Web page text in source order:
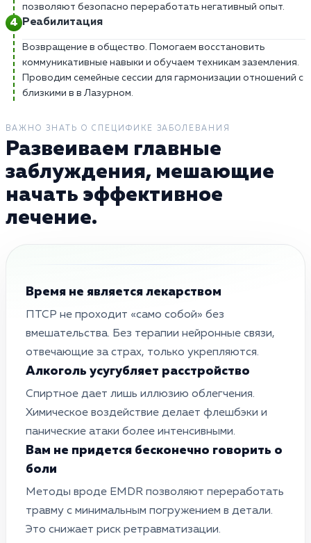
позволяют безопасно переработать негативный опыт.
Реабилитация
Возвращение в общество. Помогаем восстановить
коммуникативные навыки и обучаем техникам заземления.
Проводим семейные сессии для гармонизации отношений с
близкими в в Лазурном.
ВАЖНО ЗНАТЬ О СПЕЦИФИКЕ ЗАБОЛЕВАНИЯ
Развеиваем главные
заблуждения, мешающие
начать эффективное
лечение.
Время не является лекарством
ПТСР не проходит «само собой» без
вмешательства. Без терапии нейронные связи,
отвечающие за страх, только укрепляются.
Алкоголь усугубляет расстройство
Спиртное дает лишь иллюзию облегчения.
Химическое воздействие делает флешбэки и
панические атаки более интенсивными.
Вам не придется бесконечно говорить о
боли
Методы вроде EMDR позволяют переработать
травму с минимальным погружением в детали.
Это снижает риск ретравматизации.